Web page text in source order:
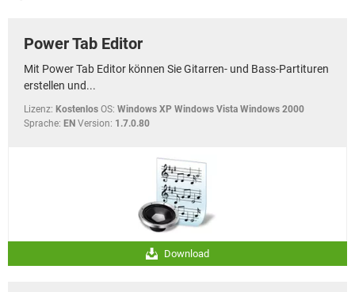
Power Tab Editor
Mit Power Tab Editor können Sie Gitarren- und Bass-Partituren
erstellen und...
Lizenz: Kostenlos OS: Windows XP Windows Vista Windows 2000
Sprache: EN Version: 1.7.0.80
Download